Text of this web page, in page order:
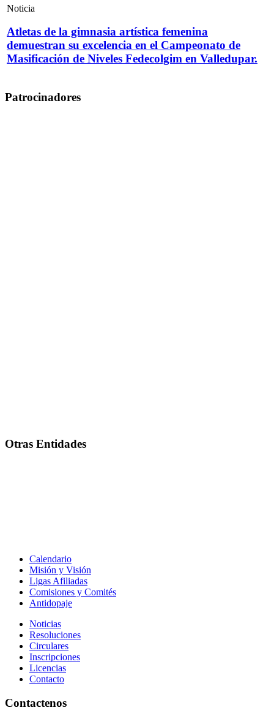
Noticia
Atletas de la gimnasia artística femenina
demuestran su excelencia en el Campeonato de
Masificación de Niveles Fedecolgim en Valledupar.
Patrocinadores
Otras Entidades
Calendario
Misión y Visión
Ligas Afiliadas
Comisiones y Comités
Antidopaje
Noticias
Resoluciones
Circulares
Inscripciones
Licencias
Contacto
Contactenos